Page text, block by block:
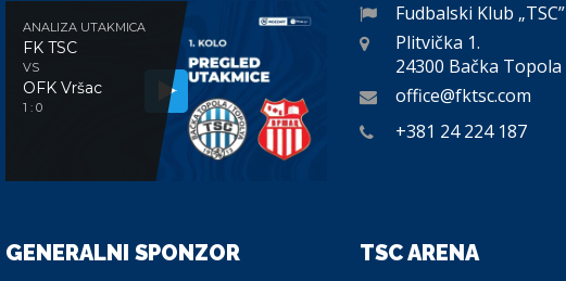
ANALIZA UTAKMICA
FK TSC
VS
OFK Vršac
1 : 0
Fudbalski Klub „TSC”
Plitvička 1.
24300 Bačka Topola
office@fktsc.com
+381 24 224 187
GENERALNI SPONZOR TSC ARENA